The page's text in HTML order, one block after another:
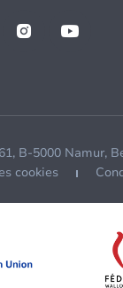
B-5000 Namur,
cookies